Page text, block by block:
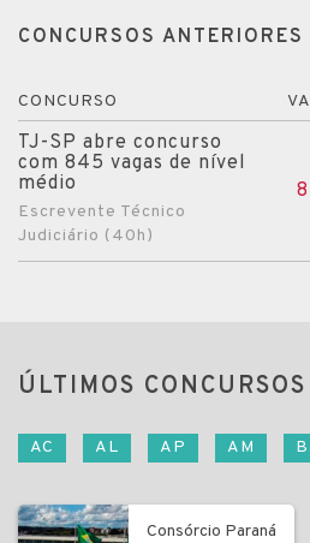
CONCURSOS ANTERIORES
CONCURSO
TJ-SP abre concurso
com 845 vagas de nível
médio
Escrevente Técnico
Judiciário (40h)
ÚLTIMOS CONCURSOS
AC AL AP AM
Consórcio Paraná